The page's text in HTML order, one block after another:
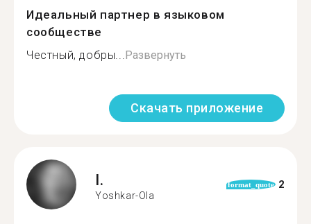
Идеальный партнер в языковом
сообществе
Честный, добры...Развернуть
Скачать приложение
I.
Yoshkar-Ola
format_quote 2